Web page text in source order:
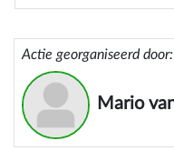
Actie georganiseerd door:
Mario